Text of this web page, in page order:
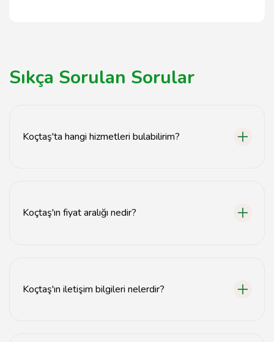
Sıkça Sorulan Sorular
Koçtaş'ta hangi hizmetleri bulabilirim?
Koçtaş'ın fiyat aralığı nedir?
edebilirsiniz.
Koçtaş'ın iletişim bilgileri nelerdir?